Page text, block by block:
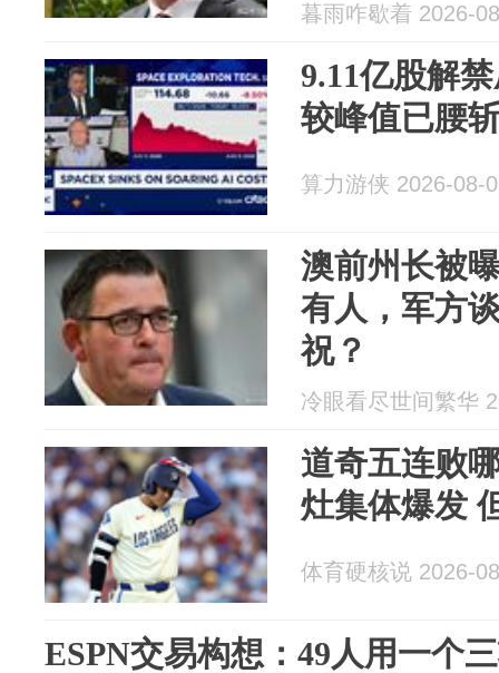
暮雨咋歇着 2026-
9.11亿股解
较峰值已腰
算力游侠 2026-08-
澳前州长被
有人，军方
祝？
冷眼看尽世间繁华
道奇五连败
灶集体爆发
体育硬核说 2026-
ESPN交易构想：49人用一个